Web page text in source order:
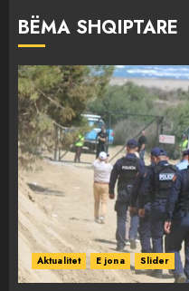
BËMA SHQIPTARE
Aktualitet E jona Slider